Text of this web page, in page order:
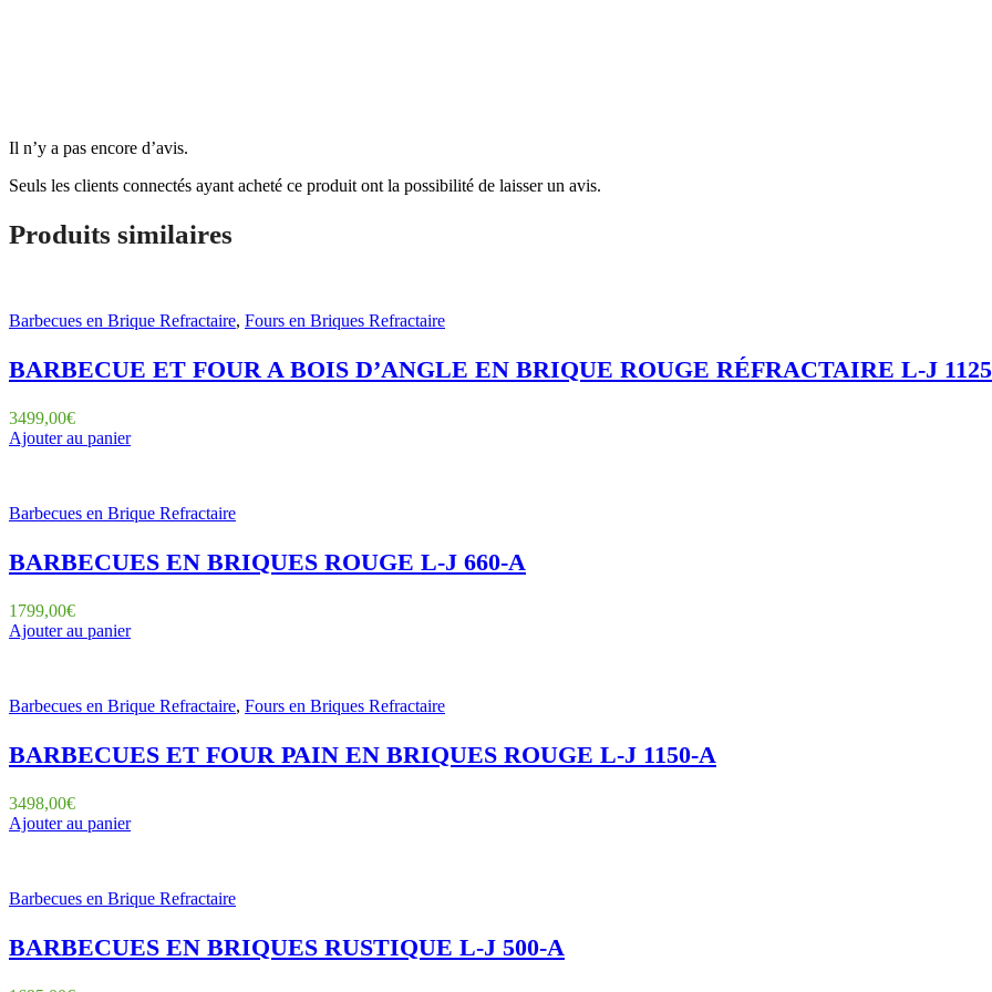
Il n’y a pas encore d’avis.
Seuls les clients connectés ayant acheté ce produit ont la possibilité de laisser un avis.
Produits similaires
Barbecues en Brique Refractaire, Fours en Briques Refractaire
BARBECUE ET FOUR A BOIS D’ANGLE EN BRIQUE ROUGE RÉFRACTAIRE L-J
3499,00€
Ajouter au panier
Barbecues en Brique Refractaire
BARBECUES EN BRIQUES ROUGE L-J 660-A
1799,00€
Ajouter au panier
Barbecues en Brique Refractaire, Fours en Briques Refractaire
BARBECUES ET FOUR PAIN EN BRIQUES ROUGE L-J 1150-A
3498,00€
Ajouter au panier
Barbecues en Brique Refractaire
BARBECUES EN BRIQUES RUSTIQUE L-J 500-A